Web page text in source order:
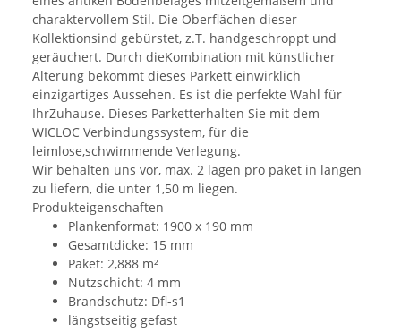
charaktervollem Stil. Die Oberflächen dieser
Kollektionsind gebürstet, z.T. handgeschroppt und
geräuchert. Durch dieKombination mit künstlicher
Alterung bekommt dieses Parkett einwirklich
einzigartiges Aussehen. Es ist die perfekte Wahl für
IhrZuhause. Dieses Parketterhalten Sie mit dem
WICLOC Verbindungssystem, für die
leimlose,schwimmende Verlegung.
Wir behalten uns vor, max. 2 lagen pro paket in längen
zu liefern, die unter 1,50 m liegen.
Produkteigenschaften
Plankenformat: 1900 x 190 mm
Gesamtdicke: 15 mm
Paket: 2,888 m²
Nutzschicht: 4 mm
Brandschutz: Dfl-s1
längstseitig gefast